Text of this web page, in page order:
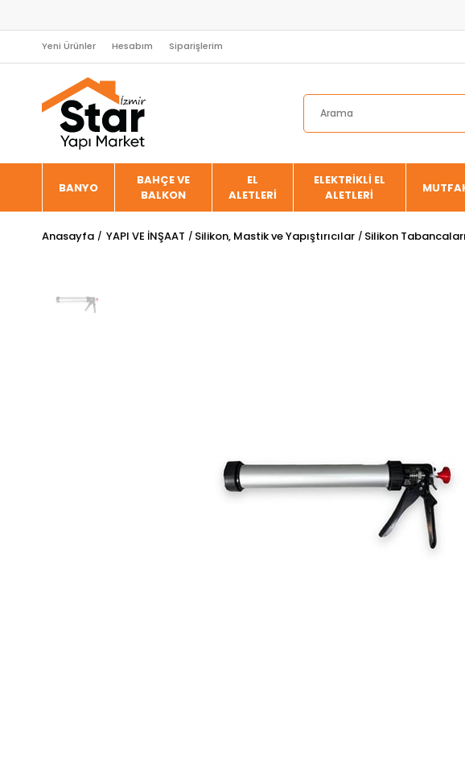
Yeni Ürünler Hesabım Siparişlerim
BANYO
BAHÇE VE
BALKON
EL
ALETLERİ
ELEKTRİKLİ EL
ALETLERİ
Anasayfa YAPI VE İNŞAAT Silikon, Mastik ve Yapıştırıcılar Silikon Tabancaları